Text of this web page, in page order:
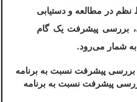
نظم در مطالعه و دستیابی
بررسی پیشرفت یک گام
شمار می‌رود.
پیشرفت نسبت به برنامه